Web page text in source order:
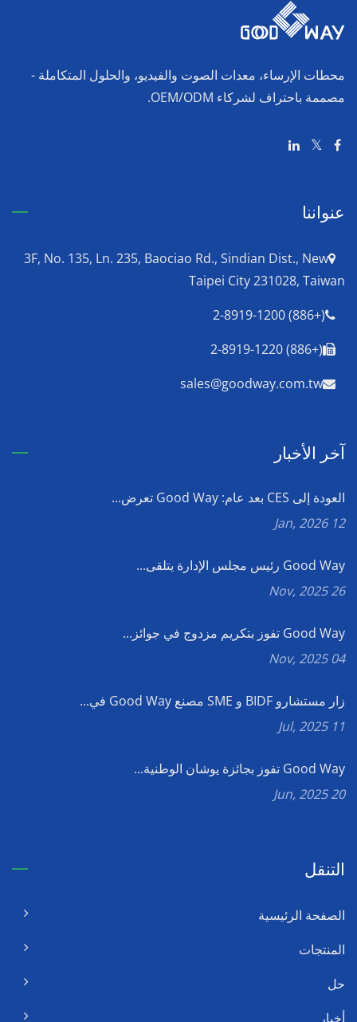
محطات الإرساء، معدات الصوت والفيديو، والحلول المتكاملة -
مصممة باحتراف لشركاء OEM/ODM.
عنواننا
3F, No. 135, Ln. 235, Baociao Rd., Sindian Dist., New
Taipei City 231028, Taiwan
(+886) 2-8919-1200
(+886) 2-8919-1220
sales@goodway.com.tw
آخر الأخبار
العودة إلى CES بعد عام: Good Way تعرض...
12 Jan, 2026
Good Way رئيس مجلس الإدارة يتلقى...
26 Nov, 2025
Good Way تفوز بتكريم مزدوج في جوائز...
04 Nov, 2025
زار مستشارو BIDF و SME مصنع Good Way في...
11 Jul, 2025
Good Way تفوز بجائزة يوشان الوطنية...
20 Jun, 2025
التنقل
الصفحة الرئيسية
المنتجات
حل
أخبار